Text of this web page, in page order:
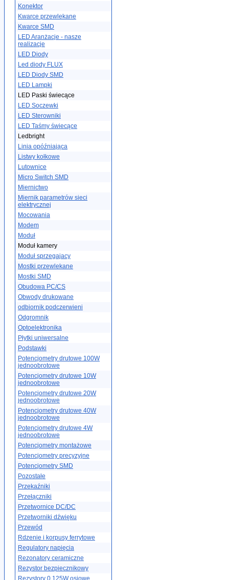
Konektor
Kwarce przewlekane
Kwarce SMD
LED Aranżacje - nasze
realizacje
LED Diody
Led diody FLUX
LED Diody SMD
LED Lampki
LED Paski świecące
LED Soczewki
LED Sterowniki
LED Taśmy świecące
Ledbright
Linia opóźniająca
Listwy kołkowe
Lutownice
Micro Switch SMD
Miernictwo
Miernik parametrów sieci
elektrycznej
Mocowania
Modem
Moduł
Moduł kamery
Moduł sprzegajacy
Mostki przewlekane
Mostki SMD
Obudowa PC/CS
Obwody drukowane
odbiornik podczerwieni
Odgromnik
Optoelektronika
Płytki uniwersalne
Podstawki
Potencjometry drutowe 100W
jednoobrotowe
Potencjometry drutowe 10W
jednoobrotowe
Potencjometry drutowe 20W
jednoobrotowe
Potencjometry drutowe 40W
jednoobrotowe
Potencjometry drutowe 4W
jednoobrotowe
Potencjometry montażowe
Potencjometry precyzyjne
Potencjometry SMD
Pozostałe
Przekaźniki
Przełączniki
Przetwornice DC/DC
Przetworniki dźwięku
Przewód
Rdzenie i korpusy ferrytowe
Regulatory napięcia
Rezonatory ceramiczne
Rezystor bezpiecznikowy
Rezystory 0.125W osiowe